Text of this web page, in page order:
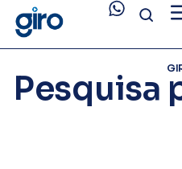
Pesquisa